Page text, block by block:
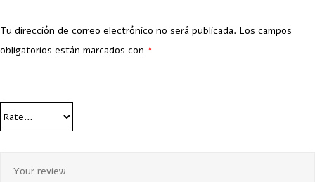
Tu dirección de correo electrónico no será publicada. Los campos
obligatorios están marcados con *